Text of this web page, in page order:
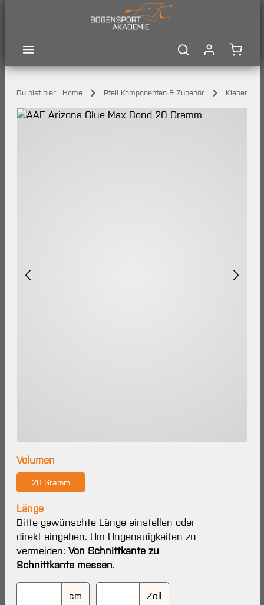
Du bist hier: Home Pfeil Komponenten & Zubehör Kleber
Bildergalerie überspringen
Volumenauswählen
20 Gramm
Länge
Bitte gewünschte Länge einstellen oder
direkt eingeben. Um Ungenauigkeiten zu
vermeiden: Von Schnittkante zu
Schnittkante messen.
cm Zoll